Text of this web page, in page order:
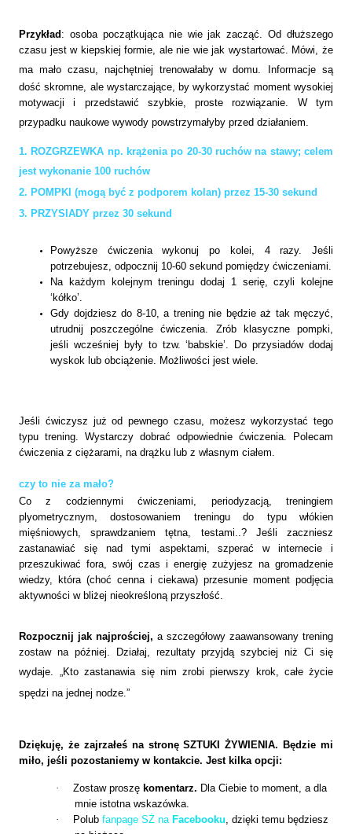
Przykład : osoba początkująca nie wie jak zacząć. Od dłuższego
czasu jest w kiepskiej formie, ale nie wie jak wystartować. Mówi, że
ma mało czasu, najchętniej trenowałaby w domu.
Informacje są
dość skromne, ale wystarczające, by wykorzystać moment wysokiej
motywacji i przedstawić szybkie, proste rozwiązanie. W tym
przypadku naukowe wywody powstrzymałyby przed działaniem.
1. ROZGRZEWKA np. krążenia po 20-30 ruchów na stawy; celem
jest wykonanie 100 ruchów
2. POMPKI (mogą być z podporem kolan) przez 15-30 sekund
3. PRZYSIADY przez 30 sekund
Powyższe ćwiczenia wykonuj po kolei, 4 razy. Jeśli
potrzebujesz, odpocznij 10-60 sekund pomiędzy ćwiczeniami.
Na każdym kolejnym treningu dodaj 1 serię, czyli kolejne
‘kółko’.
Gdy dojdziesz do 8-10, atrening nie będzie aż tak męczyć,
utrudnij poszczególne ćwiczenia. Zrób klasyczne pompki,
jeśli wcześniej były to tzw. ‘babskie’. Do przysiadów dodaj
wyskok lub obciążenie. Możliwości jest wiele.
Jeśli ćwiczysz już od pewnego czasu, możesz wykorzystać tego
typu trening. Wystarczy dobrać odpowiednie ćwiczenia. Polecam
ćwiczenia z ciężarami, na drążku lub z własnym ciałem.
czy to nie za mało?
Co z codziennymi ćwiczeniami, periodyzacją, treningiem
plyometrycznym, dostosowaniem treningu do typu włókien
mięśniowych, sprawdzaniem tętna, testami..? Jeśli zaczniesz
zastanawiać się nad tymi aspektami, szperać w internecie i
przeszukiwać fora, swój czas i energię zużyjesz na gromadzenie
wiedzy, która (choć cenna i ciekawa) przesunie moment podjęcia
aktywności w bliżej nieokreśloną przyszłość.
Rozpocznij jak najprościej, a szczegółowy zaawansowany trening
zostaw na później. Działaj, rezultaty przyjdą szybciej niż Ci się
wydaje.
„Kto zastanawia się nim zrobi pierwszy krok, całe życie
spędzi na jednej nodze.”
Dziękuję, że zajrzałeś na stronę SZTUKI ŻYWIENIA. Będzie mi
miło, jeśli pozostaniemy w kontakcie. Jest kilka opcji:
· Zostaw proszę komentarz. Dla Ciebie to moment, a dla
mnie istotna wskazówka.
·
Polubfanpage SŻ na Facebooku, dzięki temu będziesz